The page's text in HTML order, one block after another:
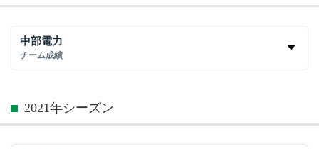
中部電力
チーム成績
2021年シーズン